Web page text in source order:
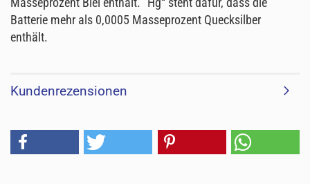
Batterie mehr als 0,0005 Masseprozent Quecksilber
enthält.
Kundenrezensionen